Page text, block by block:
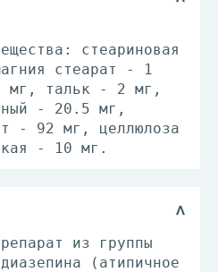
стеариновая
стеарат - 1
мг, тальк - 2 мг,
- 20.5 мг,
- 92 мг, целлюлоза
- 10 мг.
из группы
(атипичное